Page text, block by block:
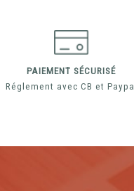
PAIEMENT SÉCURISÉ
Réglement avec CB et Paypal